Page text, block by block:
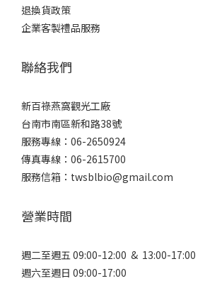
退換貨政策
企業客製禮品服務
聯絡我們
新百祿燕窩觀光工廠
台南市南區新和路38號
服務專線：06-2650924
傳真專線：06-2615700
服務信箱：twsblbio@gmail.com
營業時間
週二至週五 09:00-12:00 & 13:00-17:00
週六至週日 09:00-17:00